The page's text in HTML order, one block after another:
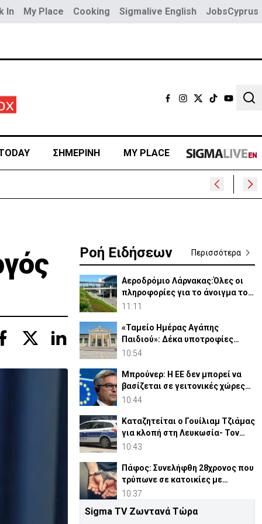
In My Place Cooking Sigmalive English JobsCyprus
ΣΗΜΕΡΙΝΗ MY PLACE
Ροή Ειδήσεων Περισσότερα
Αεροδρόμιο Λάρνακας:Όλες οι
πληροφορίες για το άνοιγμα του
δρόμου προς αφίξεις
11:11
«Ταμείο Ημέρας Αγάπης
Παιδιού»: Δέκα υποτροφίες
€10.000 σε φοιτητές του ΤΕΠΑΚ
10:54
Μπρούνερ: Η ΕΕ δεν μπορεί να
βασίζεται σε γειτονικές χώρες
για έλεγχο συνόρων
10:44
Καταζητείται ο Γουίλιαμ Τζιάμας
για κλοπή στη Λευκωσία- Τον
έχετε δει; (pic)
10:43
Πάφος: Συνελήφθη 28χρονος που
τρύπωνε σε κατοικίες με
διαρρηκτικά εργαλεία
10:37
Λεμεσός: Αφετηρία για την
Sigma TV Ζωντανά Τώρα